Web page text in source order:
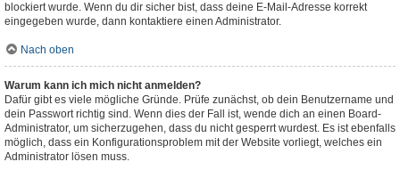
blockiert wurde. Wenn du dir sicher bist, dass deine E-Mail-Adresse korrekt
eingegeben wurde, dann kontaktiere einen Administrator.
Nach oben
Warum kann ich mich nicht anmelden?
Dafür gibt es viele mögliche Gründe. Prüfe zunächst, ob dein Benutzername und
dein Passwort richtig sind. Wenn dies der Fall ist, wende dich an einen Board-
Administrator, um sicherzugehen, dass du nicht gesperrt wurdest. Es ist ebenfalls
möglich, dass ein Konfigurationsproblem mit der Website vorliegt, welches ein
Administrator lösen muss.